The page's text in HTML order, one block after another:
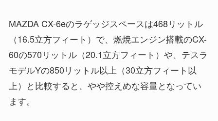
MAZDA CX-6eのラゲッジスペースは468リットル
（16.5立方フィート）で、燃焼エンジン搭載のCX-
60の570リットル（20.1立方フィート）や、テスラ
モデルYの850リットル以上（30立方フィート以
上）と比較すると、やや控えめな容量となってい
ます。